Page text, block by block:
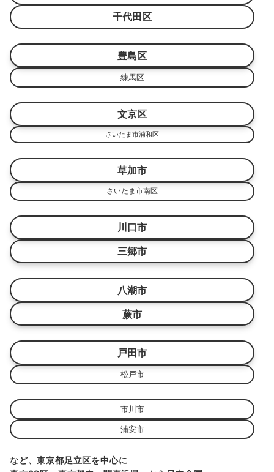
千代田区
豊島区
練馬区
文京区
さいたま市浦和区
草加市
さいたま市南区
川口市
三郷市
八潮市
蕨市
戸田市
松戸市
市川市
浦安市
など、東京都足立区を中心に